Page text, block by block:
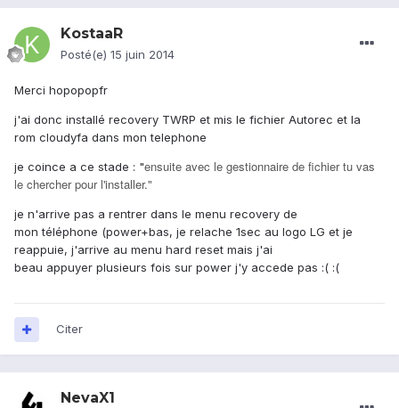
KostaaR
Posté(e) 15 juin 2014
Merci hopopopfr
j'ai donc installé recovery TWRP et mis le fichier Autorec et la
rom cloudyfa dans mon telephone
je coince a ce stade : "ensuite avec le gestionnaire de fichier tu vas
le chercher pour l'installer."
je n'arrive pas a rentrer dans le menu recovery de
mon téléphone (power+bas, je relache 1sec au logo LG et je
reappuie, j'arrive au menu hard reset mais j'ai
beau appuyer plusieurs fois sur power j'y accede pas :( :(
Citer
NevaX1